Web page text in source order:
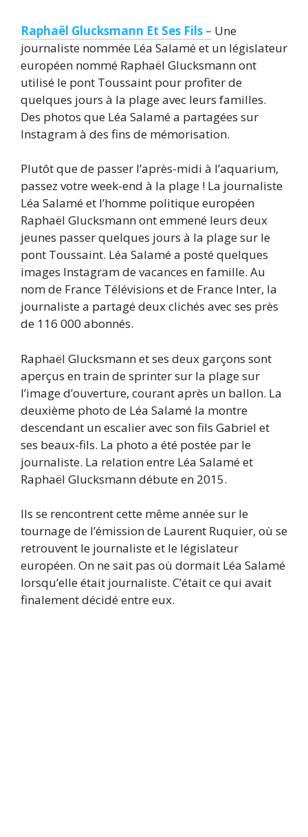
Raphaël Glucksmann Et Ses Fils – Une
journaliste nommée Léa Salamé et un législateur
européen nommé Raphaël Glucksmann ont
utilisé le pont Toussaint pour profiter de
quelques jours à la plage avec leurs familles.
Des photos que Léa Salamé a partagées sur
Instagram à des fins de mémorisation.
Plutôt que de passer l’après-midi à l’aquarium,
passez votre week-end à la plage ! La journaliste
Léa Salamé et l’homme politique européen
Raphaël Glucksmann ont emmené leurs deux
jeunes passer quelques jours à la plage sur le
pont Toussaint. Léa Salamé a posté quelques
images Instagram de vacances en famille. Au
nom de France Télévisions et de France Inter, la
journaliste a partagé deux clichés avec ses près
de 116 000 abonnés.
Raphaël Glucksmann et ses deux garçons sont
aperçus en train de sprinter sur la plage sur
l’image d’ouverture, courant après un ballon. La
deuxième photo de Léa Salamé la montre
descendant un escalier avec son fils Gabriel et
ses beaux-fils. La photo a été postée par le
journaliste. La relation entre Léa Salamé et
Raphaël Glucksmann débute en 2015.
Ils se rencontrent cette même année sur le
tournage de l’émission de Laurent Ruquier, où se
retrouvent le journaliste et le législateur
européen. On ne sait pas où dormait Léa Salamé
lorsqu’elle était journaliste. C’était ce qui avait
finalement décidé entre eux.